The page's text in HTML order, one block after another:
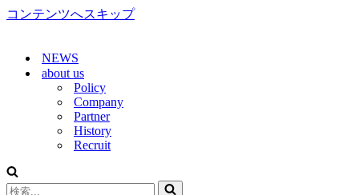
コンテンツへスキップ
NEWS
about us
Policy
Company
Partner
History
Recruit
検